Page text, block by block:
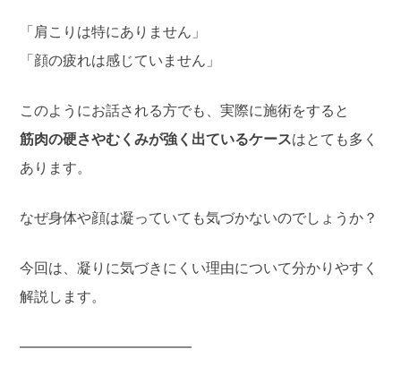
「肩こりは特にありません」
「顔の疲れは感じていません」
このようにお話される方でも、実際に施術をすると
筋肉の硬さやむくみが強く出ているケースはとても多く
あります。
なぜ身体や顔は凝っていても気づかないのでしょうか？
今回は、凝りに気づきにくい理由について分かりやすく
解説します。
――――――――――――